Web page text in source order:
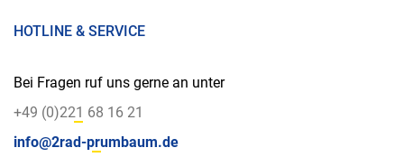
HOTLINE & SERVICE
Bei Fragen ruf uns gerne an unter
+49 (0)221 68 16 21
info@2rad-prumbaum.de